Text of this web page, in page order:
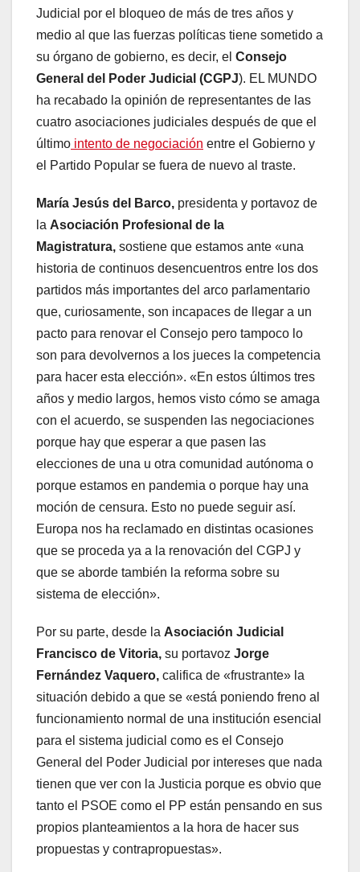
Judicial por el bloqueo de más de tres años y
medio al que las fuerzas políticas tiene sometido a
su órgano de gobierno, es decir, el Consejo
General del Poder Judicial (CGPJ). EL MUNDO
ha recabado la opinión de representantes de las
cuatro asociaciones judiciales después de que el
último intento de negociación entre el Gobierno y
el Partido Popular se fuera de nuevo al traste.
María Jesús del Barco, presidenta y portavoz de
la Asociación Profesional de la
Magistratura, sostiene que estamos ante «una
historia de continuos desencuentros entre los dos
partidos más importantes del arco parlamentario
que, curiosamente, son incapaces de llegar a un
pacto para renovar el Consejo pero tampoco lo
son para devolvernos a los jueces la competencia
para hacer esta elección». «En estos últimos tres
años y medio largos, hemos visto cómo se amaga
con el acuerdo, se suspenden las negociaciones
porque hay que esperar a que pasen las
elecciones de una u otra comunidad autónoma o
porque estamos en pandemia o porque hay una
moción de censura. Esto no puede seguir así.
Europa nos ha reclamado en distintas ocasiones
que se proceda ya a la renovación del CGPJ y
que se aborde también la reforma sobre su
sistema de elección».
Por su parte, desde la Asociación Judicial
Francisco de Vitoria, su portavoz Jorge
Fernández Vaquero, califica de «frustrante» la
situación debido a que se «está poniendo freno al
funcionamiento normal de una institución esencial
para el sistema judicial como es el Consejo
General del Poder Judicial por intereses que nada
tienen que ver con la Justicia porque es obvio que
tanto el PSOE como el PP están pensando en sus
propios planteamientos a la hora de hacer sus
propuestas y contrapropuestas».